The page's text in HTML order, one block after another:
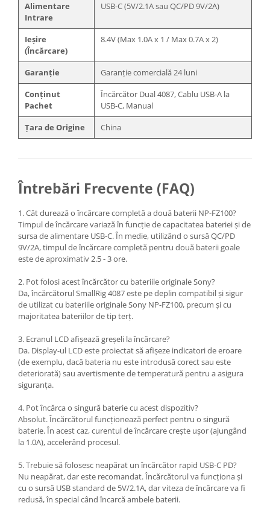
Alimentare
Intrare
USB-C (5V/2.1A sau QC/PD 9V/2A)
Ieșire
(Încărcare)
8.4V (Max 1.0A x 1 / Max 0.7A x 2)
Garanție
Garanție comercială 24 luni
Conținut
Pachet
Încărcător Dual 4087, Cablu USB-A la
USB-C, Manual
Țara de Origine
China
Întrebări Frecvente (FAQ)
1. Cât durează o încărcare completă a două baterii NP-FZ100?
Timpul de încărcare variază în funcție de capacitatea bateriei și de
sursa de alimentare USB-C. În medie, utilizând o sursă QC/PD
9V/2A, timpul de încărcare completă pentru două baterii goale
este de aproximativ 2.5 - 3 ore.
2. Pot folosi acest încărcător cu bateriile originale Sony?
Da, încărcătorul SmallRig 4087 este pe deplin compatibil și sigur
de utilizat cu bateriile originale Sony NP-FZ100, precum și cu
majoritatea bateriilor de tip terț.
3. Ecranul LCD afișează greșeli la încărcare?
Da. Display-ul LCD este proiectat să afișeze indicatori de eroare
(de exemplu, dacă bateria nu este introdusă corect sau este
deteriorată) sau avertismente de temperatură pentru a asigura
siguranța.
4. Pot încărca o singură baterie cu acest dispozitiv?
Absolut. Încărcătorul funcționează perfect pentru o singură
baterie. În acest caz, curentul de încărcare crește ușor (ajungând
la 1.0A), accelerând procesul.
5. Trebuie să folosesc neapărat un încărcător rapid USB-C PD?
Nu neapărat, dar este recomandat. Încărcătorul va funcționa și
cu o sursă USB standard de 5V/2.1A, dar viteza de încărcare va fi
redusă, în special când încarcă ambele baterii.